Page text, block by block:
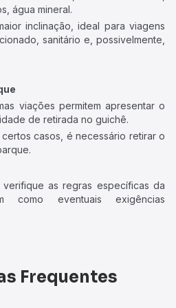
água mineral.
inclinação, ideal para viagens
sanitário e, possivelmente,
viações permitem apresentar o
de retirada no guichê.
certos casos, é necessário retirar o
verifique as regras específicas da
como eventuais exigências
Frequentes